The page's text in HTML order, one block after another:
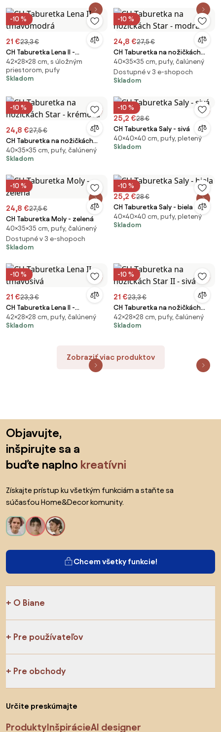
-10 %
21 €23,3 €
CH Taburetka Lena II -
tmavomodrá
42×28×28 cm, s úložným
priestorom, pufy
Skladom
-10 %
24,8 €27,5 €
CH Taburetka na nožičkách
Star - modrá
40×35×35 cm, pufy, čalúnený
Dostupné v 3 e-shopoch
Skladom
-10 %
24,8 €27,5 €
CH Taburetka na nožičkách
Star - krémová
40×35×35 cm, pufy, čalúnený
Skladom
-10 %
25,2 €28 €
CH Taburetka Saly - sivá
40×40×40 cm, pufy, pletený
Skladom
-10 %
24,8 €27,5 €
CH Taburetka Moly - zelená
40×35×35 cm, pufy, čalúnený
Dostupné v 3 e-shopoch
Skladom
-10 %
25,2 €28 €
CH Taburetka Saly - biela
40×40×40 cm, pufy, pletený
Skladom
-10 %
21 €23,3 €
CH Taburetka Lena II -
tmavosivá
42×28×28 cm, pufy, čalúnený
Skladom
-10 %
21 €23,3 €
CH Taburetka na nožičkách
Star II - sivá
42×28×28 cm, pufy, čalúnený
Skladom
Zobraziť viac produktov
Objavujte,
inšpirujte sa a
buďte naplno kreatívni
Získajte prístup ku všetkým funkciám a staňte sa
súčasťou Home&Decor komunity.
Chcem všetky funkcie!
O Biane
Pre používateľov
Pre obchody
Určite preskúmajte
ProduktyInšpirácieAI designer